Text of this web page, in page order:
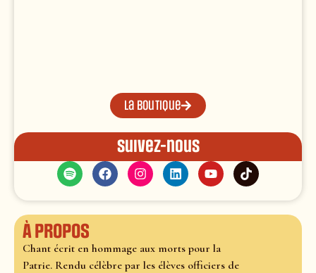
La boutique
Suivez-nous
À propos
Chant écrit en hommage aux morts pour la
Patrie. Rendu célèbre par les élèves officiers de